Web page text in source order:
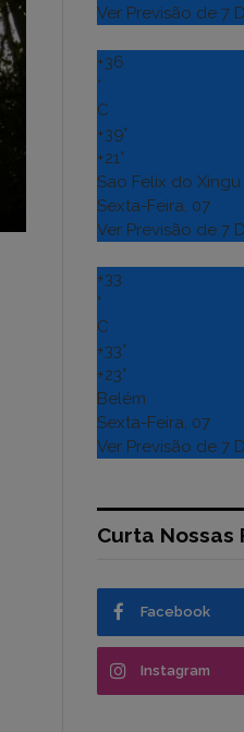
Ver Previsão de 7
+36
°
C
+39°
+21°
Sao Felix do Xingu
Sexta-Feira, 07
Ver Previsão de 7
+33
°
C
+33°
+23°
Belém
Sexta-Feira, 07
Ver Previsão de 7
Curta Nossas
Facebook
Instagram